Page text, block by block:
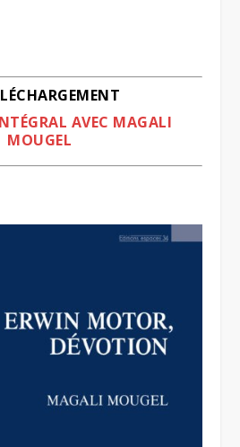
AVEC MAGALI
MOUGEL